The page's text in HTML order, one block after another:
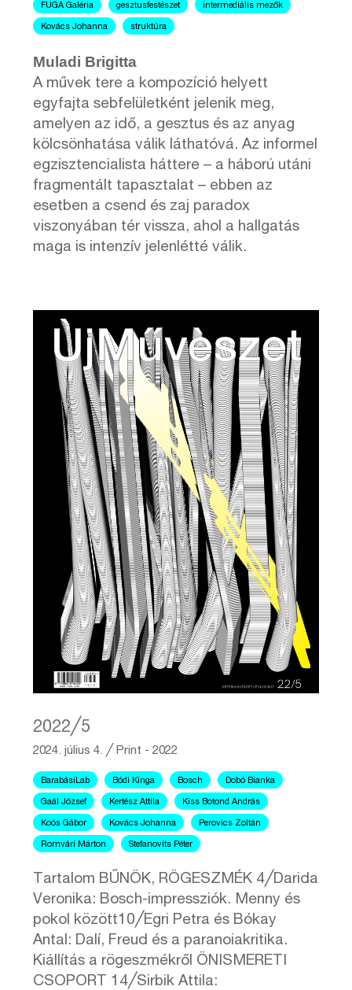
FUGA Galéria gesztusfestészet intermediális mezők
Kovács Johanna struktúra
Muladi Brigitta
A művek tere a kompozíció helyett
egyfajta sebfelületként jelenik meg,
amelyen az idő, a gesztus és az anyag
kölcsönhatása válik láthatóvá. Az informel
egzisztencialista háttere – a háború utáni
fragmentált tapasztalat – ebben az
esetben a csend és zaj paradox
viszonyában tér vissza, ahol a hallgatás
maga is intenzív jelenlétté válik.
2022╱5
2024. július 4. ╱ Print - 2022
BarabásiLab Bódi Kinga Bosch Dobó Bianka
Gaál József Kertész Attila Kiss Botond András
Koós Gábor Kovács Johanna Perovics Zoltán
Romvári Márton Stefanovits Péter
Tartalom BŰNÖK, RÖGESZMÉK 4╱Darida
Veronika: Bosch-impressziók. Menny és
pokol között10╱Egri Petra és Bókay
Antal: Dalí, Freud és a paranoiakritika.
Kiállítás a rögeszmékről ÖNISMERETI
CSOPORT 14╱Sirbik Attila: